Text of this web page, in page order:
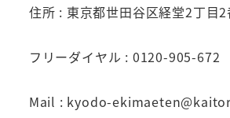
住所 : 東京都世田谷区経堂2丁目
フリーダイヤル : 0120-905-672
Mail : kyodo-